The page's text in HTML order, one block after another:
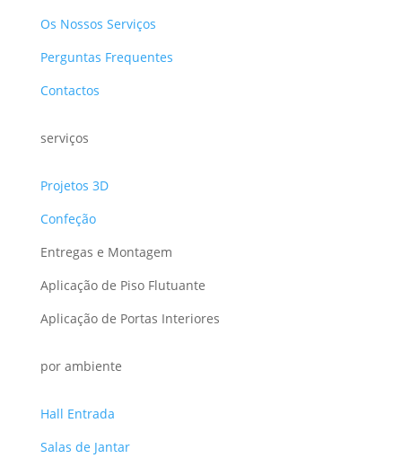
Os Nossos Serviços
Perguntas Frequentes
Contactos
serviços
Projetos 3D
Confeção
Entregas e Montagem
Aplicação de Piso Flutuante
Aplicação de Portas Interiores
por ambiente
Hall Entrada
Salas de Jantar